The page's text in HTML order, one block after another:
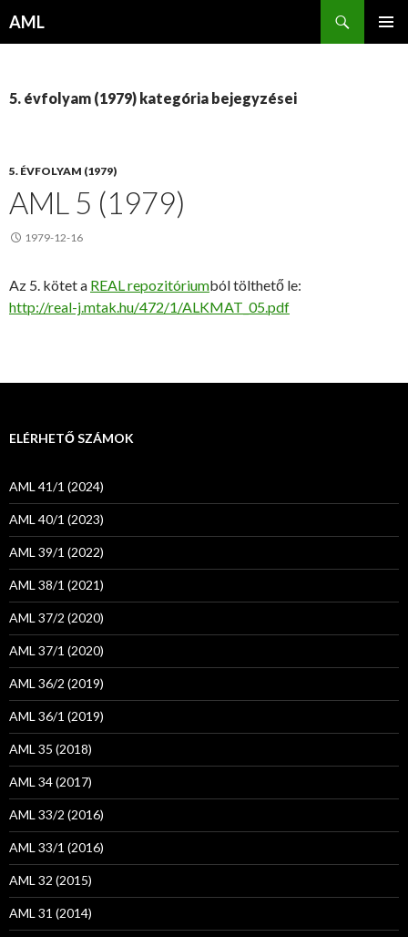
AML
5. évfolyam (1979) kategória bejegyzései
5. ÉVFOLYAM (1979)
AML 5 (1979)
1979-12-16
Az 5. kötet a REAL repozitóriumból tölthető le:
http://real-j.mtak.hu/472/1/ALKMAT_05.pdf
ELÉRHETŐ SZÁMOK
AML 41/1 (2024)
AML 40/1 (2023)
AML 39/1 (2022)
AML 38/1 (2021)
AML 37/2 (2020)
AML 37/1 (2020)
AML 36/2 (2019)
AML 36/1 (2019)
AML 35 (2018)
AML 34 (2017)
AML 33/2 (2016)
AML 33/1 (2016)
AML 32 (2015)
AML 31 (2014)